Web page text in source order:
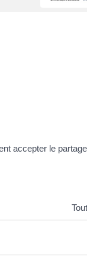
accepter le